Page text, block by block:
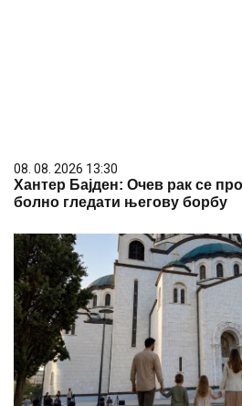
08. 08. 2026 13:30
Хантер Бајден: Очев рак се
болно гледати његову борбу